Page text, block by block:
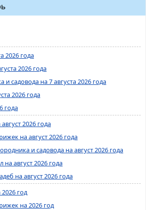
2026 года
2026 года
и садовода на 7 августа 2026 года
2026 года
года
2026 года
на август 2026 года
и садовода на август 2026 года
август 2026 года
на август 2026 года
год
на 2026 год